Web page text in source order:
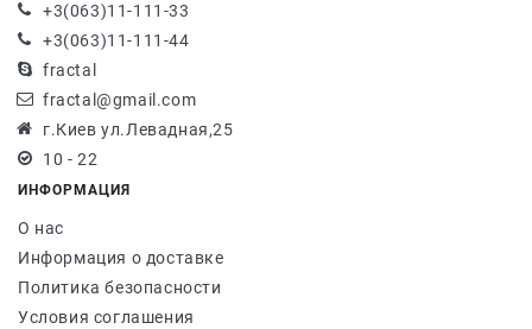
+3(063)11-111-33
+3(063)11-111-44
fractal
fractal@gmail.com
г.Киев ул.Левадная,25
10 - 22
ИНФОРМАЦИЯ
О нас
Информация о доставке
Политика безопасности
Условия соглашения